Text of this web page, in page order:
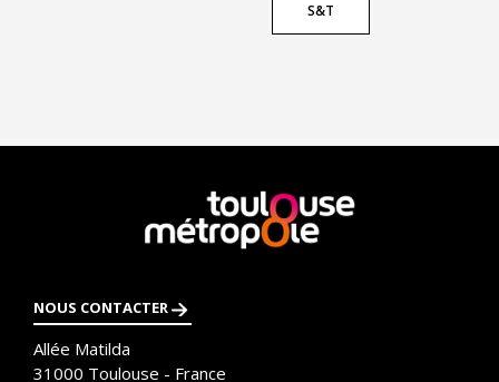
S&T
En
savoir
plus
NOUS CONTACTER
Allée Matilda
31000 Toulouse - France